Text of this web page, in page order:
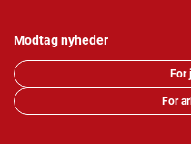
Modtag nyheder
For
For